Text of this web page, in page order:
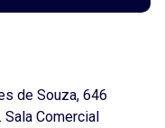
de Souza, 646